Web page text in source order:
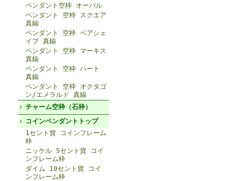
ペンダント空枠 オーバル
ペンダント 空枠 スクエア
真鍮
ペンダント 空枠 ペアシェ
イプ 真鍮
ペンダント 空枠 マーキス
真鍮
ペンダント 空枠 ハート
真鍮
ペンダント 空枠 オクタゴ
ン/エメラルド 真鍮
チャーム空枠（石枠）
コインペンダントトップ
1セント貨 コインフレーム
枠
ニッケル 5セント貨 コイ
ンフレーム枠
ダイム 10セント貨 コイ
ンフレーム枠